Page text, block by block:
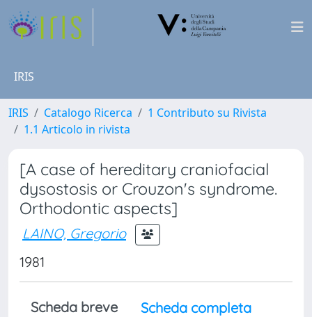
IRIS
IRIS Catalogo Ricerca
1 Contributo su Rivista
1.1 Articolo in rivista
[A case of hereditary craniofacial
dysostosis or Crouzon's syndrome.
Orthodontic aspects]
LAINO, Gregorio
1981
Scheda breve
Scheda completa